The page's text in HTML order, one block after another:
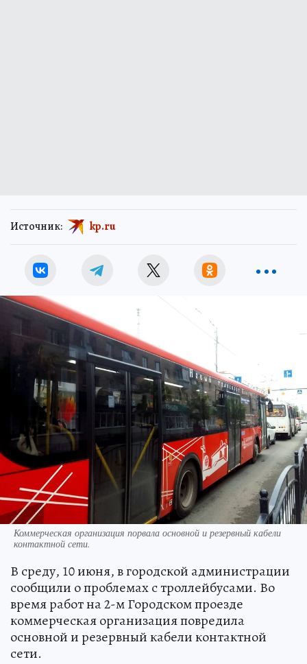
Источник: kp.ru
Коммерческая организация порвала основной и резервный кабели
контактной сети.
В среду, 10 июня, в городской администрации
сообщили о проблемах с троллейбусами. Во
время работ на 2-м Городском проезде
коммерческая организация повредила
основной и резервный кабели контактной
сети.